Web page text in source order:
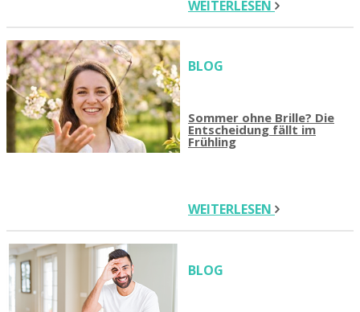
WEITERLESEN
BLOG
Sommer ohne Brille? Die
Entscheidung fällt im
Frühling
WEITERLESEN
BLOG